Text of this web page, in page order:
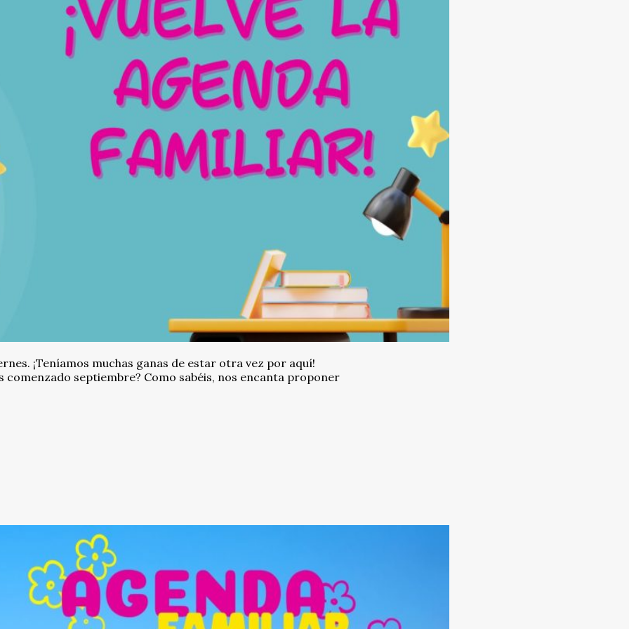
¡Teníamos muchas ganas de estar otra vez por aquí!
comenzado septiembre? Como sabéis, nos encanta proponer